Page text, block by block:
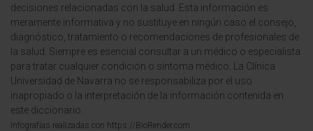
decisiones relacionadas con la salud. Esta información es
meramente informativa y no sustituye en ningún caso el consejo,
diagnóstico, tratamiento o recomendaciones de profesionales de
la salud. Siempre es esencial consultar a un médico o especialista
para tratar cualquier condición o síntoma médico. La Clínica
Universidad de Navarra no se responsabiliza por el uso
inapropiado o la interpretación de la información contenida en
este diccionario.
Infografías realizadas con https://BioRender.com